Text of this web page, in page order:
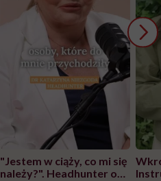
"Jestem w ciąży, co mi się
należy?". Headhunter o